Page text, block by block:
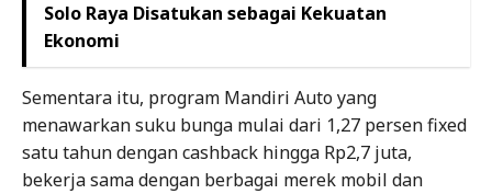
Solo Raya Disatukan sebagai Kekuatan
Ekonomi
Sementara itu, program Mandiri Auto yang
menawarkan suku bunga mulai dari 1,27 persen fixed
satu tahun dengan cashback hingga Rp2,7 juta,
bekerja sama dengan berbagai merek mobil dan